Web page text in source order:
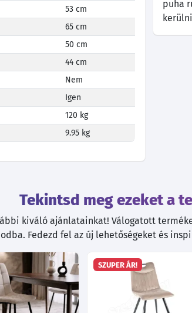
53 cm
65 cm
50 cm
44 cm
Nem
Igen
120 kg
9.95 kg
puha
Tekintsd meg ezeket a
kiváló ajánlatainkat! Válogatott
Fedezd fel az új lehetőségeket és
SZUPER ÁR!